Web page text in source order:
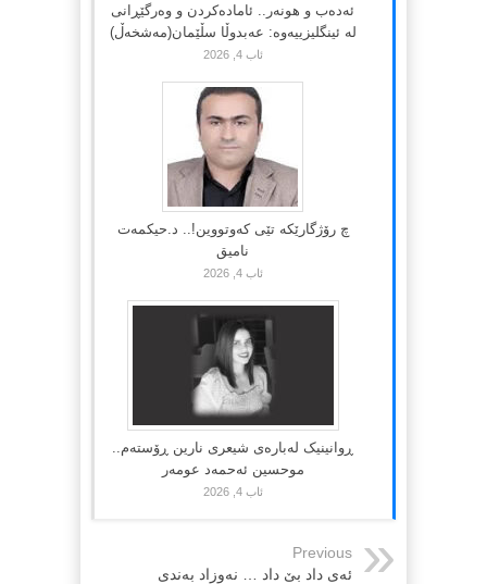
ئەدەب و هونەر.. ئامادەکردن و وەرگێڕانی
لە ئینگلیزییەوە: عەبدوڵا سڵێمان(مەشخەڵ)
ئاب 4, 2026
چ رۆژگارێکە تێی کەوتووین!.. د.حیکمەت
نامیق
ئاب 4, 2026
ڕوانینیک لەبارەى شیعرى نارین ڕۆستەم..
موحسین ئەحمەد عومەر
ئاب 4, 2026
Previous
ئەی داد بێ داد … نەوزاد بەندی